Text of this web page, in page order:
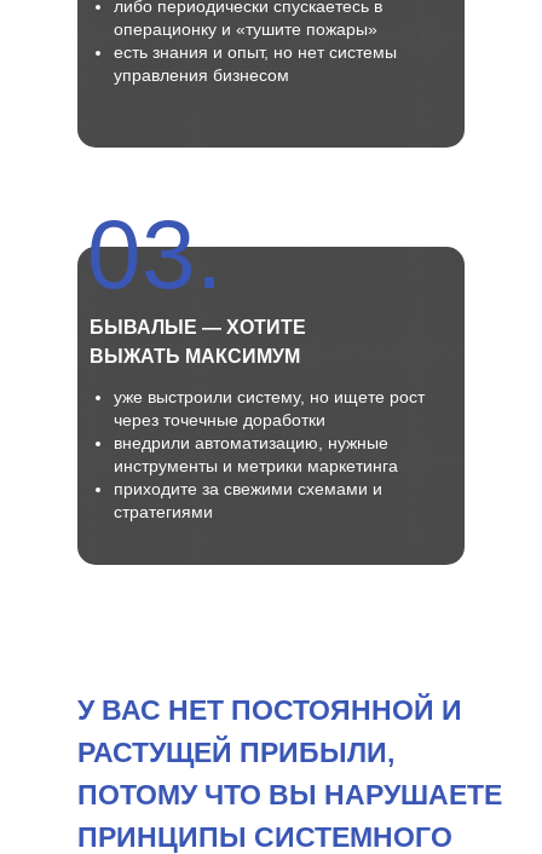
03.
БЫВАЛЫЕ — ХОТИТЕ
ВЫЖАТЬ МАКСИМУМ
либо периодически спускаетесь в
операционку и «тушите пожары»
есть знания и опыт, но нет системы
управления бизнесом
уже выстроили систему, но ищете рост
через точечные доработки
внедрили автоматизацию, нужные
инструменты и метрики маркетинга
приходите за свежими схемами и
стратегиями
У ВАС НЕТ ПОСТОЯННОЙ И
РАСТУЩЕЙ ПРИБЫЛИ,
ПОТОМУ ЧТО ВЫ НАРУШАЕТЕ
ПРИНЦИПЫ СИСТЕМНОГО